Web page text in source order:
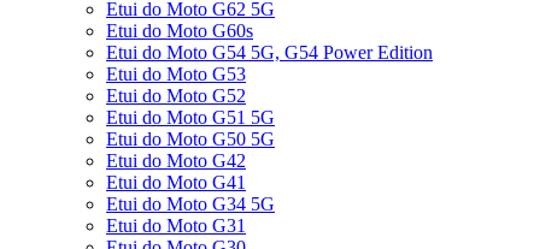
Etui do Moto G62 5G
Etui do Moto G60s
Etui do Moto G54 5G, G54 Power Edition
Etui do Moto G53
Etui do Moto G52
Etui do Moto G51 5G
Etui do Moto G50 5G
Etui do Moto G42
Etui do Moto G41
Etui do Moto G34 5G
Etui do Moto G31